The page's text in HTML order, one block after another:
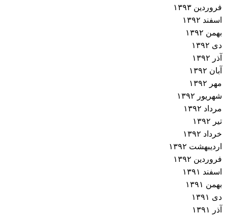
فروردین ۱۳۹۳
اسفند ۱۳۹۲
بهمن ۱۳۹۲
دی ۱۳۹۲
آذر ۱۳۹۲
آبان ۱۳۹۲
مهر ۱۳۹۲
شهریور ۱۳۹۲
مرداد ۱۳۹۲
تیر ۱۳۹۲
خرداد ۱۳۹۲
اردیبهشت ۱۳۹۲
فروردین ۱۳۹۲
اسفند ۱۳۹۱
بهمن ۱۳۹۱
دی ۱۳۹۱
آذر ۱۳۹۱